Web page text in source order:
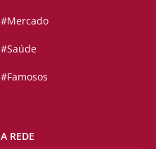
#Mercado
#Saúde
#Famosos
A REDE